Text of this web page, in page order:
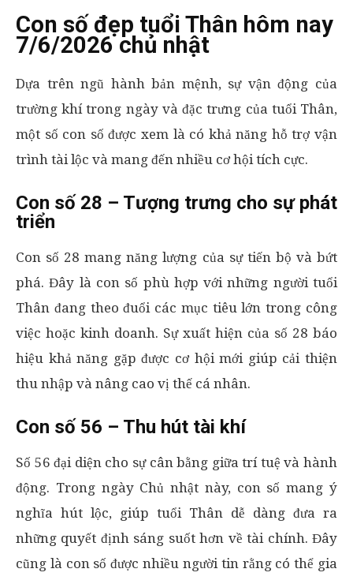
Con số đẹp tuổi Thân hôm nay
7/6/2026 chủ nhật
Dựa trên ngũ hành bản mệnh, sự vận động của
trường khí trong ngày và đặc trưng của tuổi Thân,
một số con số được xem là có khả năng hỗ trợ vận
trình tài lộc và mang đến nhiều cơ hội tích cực.
Con số 28 – Tượng trưng cho sự phát
triển
Con số 28 mang năng lượng của sự tiến bộ và bứt
phá. Đây là con số phù hợp với những người tuổi
Thân đang theo đuổi các mục tiêu lớn trong công
việc hoặc kinh doanh. Sự xuất hiện của số 28 báo
hiệu khả năng gặp được cơ hội mới giúp cải thiện
thu nhập và nâng cao vị thế cá nhân.
Con số 56 – Thu hút tài khí
Số 56 đại diện cho sự cân bằng giữa trí tuệ và hành
động. Trong ngày Chủ nhật này, con số mang ý
nghĩa hút lộc, giúp tuổi Thân dễ dàng đưa ra
những quyết định sáng suốt hơn về tài chính. Đây
cũng là con số được nhiều người tin rằng có thể gia